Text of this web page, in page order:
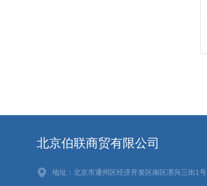
北京伯联商贸有限公司
地址：北京市通州区经济开发区南区漷兴三街1号